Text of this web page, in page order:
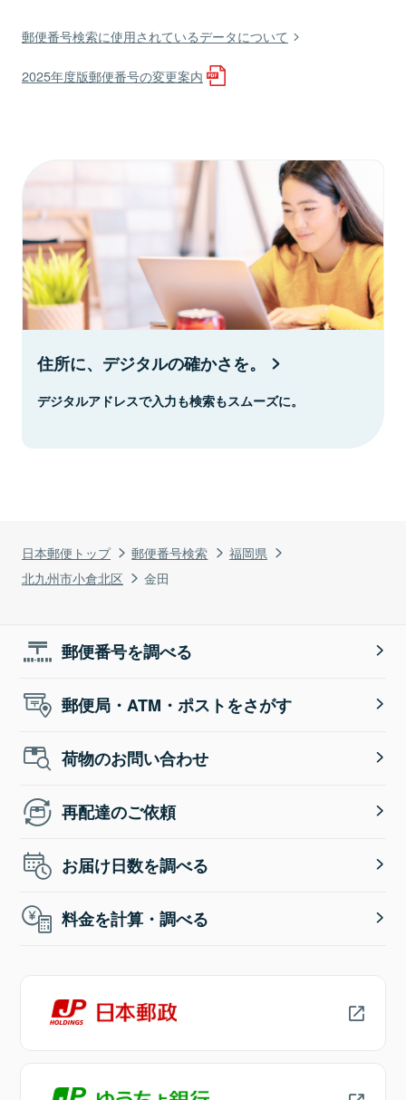
日本郵便トップ 郵便番号検索
福岡県
北九州市小倉北区
金田
郵便番号検索に使用されているデータについて
2025年度版郵便番号の変更案内
住所に、デジタルの確かさを。
デジタルアドレスで入力も検索もスムーズに。
郵便番号を調べる
郵便局・ATM・ポストをさがす
荷物のお問い合わせ
再配達のご依頼
お届け日数を調べる
料金を計算・調べる